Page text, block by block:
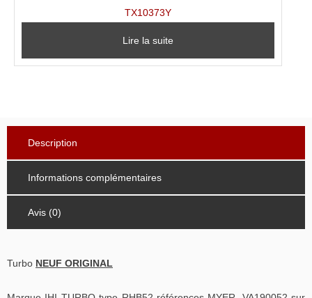
TX10373Y
Lire la suite
Description
Informations complémentaires
Avis (0)
Turbo NEUF ORIGINAL